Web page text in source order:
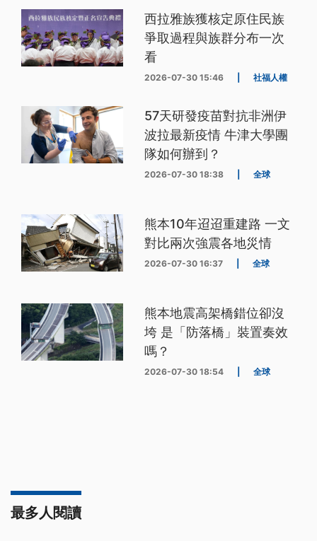
西拉雅族獲核定原住民族
爭取過程與族群分布一次
看
2026-07-30 15:46 社福人權
57天研發疫苗對抗非洲伊
波拉最新疫情 牛津大學團
隊如何辦到？
2026-07-30 18:38 全球
熊本10年迢迢重建路 一文
對比兩次強震各地災情
2026-07-30 16:37 全球
熊本地震高架橋錯位卻沒
垮 是「防落橋」裝置奏效
嗎？
2026-07-30 18:54 全球
最多人閱讀